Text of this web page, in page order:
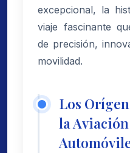
excepcional, la
viaje fascinante
de precisión,
movilidad.
Los
la